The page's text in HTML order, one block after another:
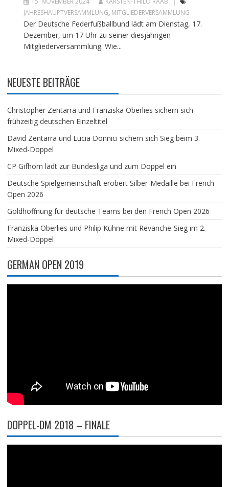
JAHRESHAUPTVERSAMMLUNG, MITGLIEDERVERSAMMLUNG
Der Deutsche Federfußballbund lädt am Dienstag, 17.
Dezember, um 17 Uhr zu seiner diesjährigen
Mitgliederversammlung. Wie...
NEUESTE BEITRÄGE
Christopher Zentarra und Franziska Oberlies sichern sich
frühzeitig deutschen Einzeltitel
David Zentarra und Lucia Donnici sichern sich Sieg beim 3.
Mixed-Doppel
CP Gifhorn lädt zur Bundesliga und zum Doppel ein
Deutsche Spielgemeinschaft erobert Silber-Medaille bei French
Open 2026
Goldhoffnung für deutsche Teams bei den French Open 2026
Franziska Oberlies und Philip Kühne mit Revanche-Sieg im 2.
Mixed-Doppel
GERMAN OPEN 2019
DOPPEL-DM 2018 – FINALE